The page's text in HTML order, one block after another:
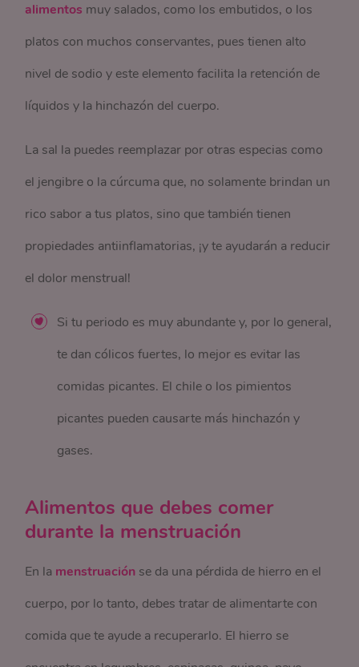
alimentos muy salados, como los embutidos, o los
platos con muchos conservantes, pues tienen alto
nivel de sodio y este elemento facilita la retención de
líquidos y la hinchazón del cuerpo.
La sal la puedes reemplazar por otras especias como
el jengibre o la cúrcuma que, no solamente brindan un
rico sabor a tus platos, sino que también tienen
propiedades antiinflamatorias, ¡y te ayudarán a reducir
el dolor menstrual!
Si tu periodo es muy abundante y, por lo general,
te dan cólicos fuertes, lo mejor es evitar las
comidas picantes. El chile o los pimientos
picantes pueden causarte más hinchazón y
gases.
Alimentos que debes comer
durante la menstruación
En la menstruación se da una pérdida de hierro en el
cuerpo, por lo tanto, debes tratar de alimentarte con
comida que te ayude a recuperarlo. El hierro se